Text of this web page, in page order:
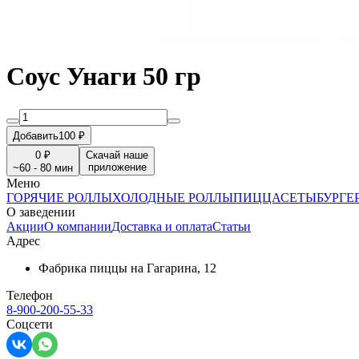
Соус Унаги 50 гр
Добавить100 ₽
0 ₽
~60 - 80 мин
Скачай наше
приложение
Меню
ГОРЯЧИЕ РОЛЛЫХОЛОДНЫЕ РОЛЛЫПИЦЦАСЕТЫ
О заведении
АкцииО компанииДоставка и оплатаСтатьи
Адрес
Фабрика пиццы на Гагарина, 12
Телефон
8-900-200-55-33
Соцсети